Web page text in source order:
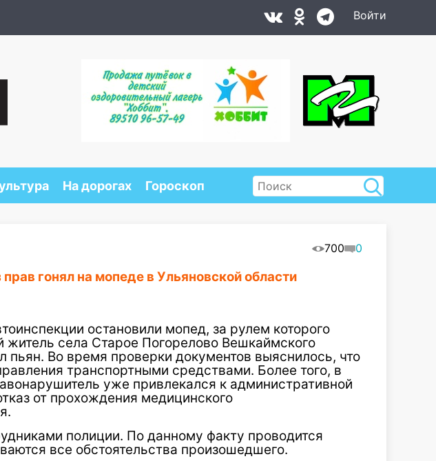
Войти
На дорогах Гороскоп
700 0
гонял на мопеде в Ульяновской области
остановили мопед, за рулем которого
житель села Старое Погорелово Вешкаймского
Во время проверки документов выяснилось, что
транспортными средствами. Более того, в
уже привлекался к административной
от прохождения медицинского
полиции. По данному факту проводится
все обстоятельства произошедшего.